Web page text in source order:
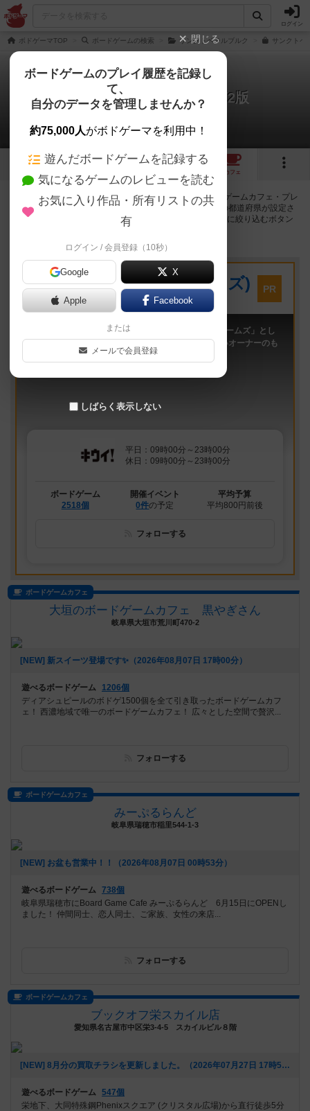
ログイン
ボドゲーマTOP ボードゲームの検索 サンクトペテルブルク サンクトペ
サンクトペテルブルク：第2版
73店のカフェ/スペースが提供中
9 1 14
カフェ
サンクトペテルブルク：第2版で遊ぶことができるボードゲームカフェ・プレ
イスペースが73店登録されています。公開プロフィールの都道府県が設定さ
れたアカウントでログインすると、同じ都道府県内の店舗に絞り込むボタン
プレイスペース
キウイ！(旧:キウイゲームズ)
大阪府大阪市中央区森ノ宮中央2-8-2 永田中央ビル2階
PR
「キウイ！」は、2011年9月大阪日本橋で「キウイゲームズ」とし
てスタートしたボードゲームカフェです。 今は新しいオーナーのも
平日：09時00分～23時00分
休日：09時00分～23時00分
ボードゲーム
2518個
開催イベント
0件の予定
平均予算
平均800円前後
フォローする
ボードゲームカフェ
大垣のボードゲームカフェ 黒やぎさん
岐阜県大垣市荒川町470-2
[NEW] 新スイーツ登場です✨️（2026年08月07日 17時00分）
遊べるボードゲーム
1206個
ディアシュピールのボドゲ1500個を全て引き取ったボードゲームカフ
ェ！ 西濃地域で唯一のボードゲームカフェ！ 広々とした空間で贅沢...
フォローする
ボードゲームカフェ
みーぷるらんど
岐阜県瑞穂市稲里544-1-3
[NEW] お盆も営業中！！（2026年08月07日 00時53分）
遊べるボードゲーム 738個
岐阜県瑞穂市にBoard Game Cafe みーぷるらんど 6月15日にOPENし
ました！ 仲間同士、恋人同士、ご家族、女性の来店...
フォローする
ボードゲームカフェ
ブックオフ栄スカイル店
愛知県名古屋市中区栄3-4-5 スカイルビル８階
[NEW] 8月分の買取チラシを更新しました。（2026年07月27日 17時53分）
遊べるボードゲーム 547個
栄地下、大同特殊鋼Phenixスクエア (クリスタル広場)から直行徒歩5分
閉じる
ボードゲームのプレイ履歴を記録し
て、
自分のデータを管理しませんか？
約75,000人がボドゲーマを利用中！
遊んだボードゲームを記録する
気になるゲームのレビューを読む
お気に入り作品・所有リストの共
有
ログイン / 会員登録（10秒）
Google X
Apple Facebook
または
メールで会員登録
しばらく表示しない